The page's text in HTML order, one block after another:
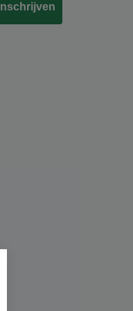
Inschrijven